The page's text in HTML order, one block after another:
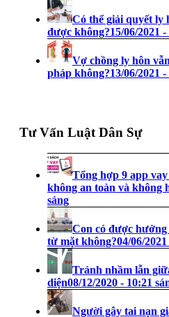
Có thể giải quyết ly
được không?15/06/2021
Vợ chồng ly hôn
pháp không?13/06/2021
Tư Vấn Luật Dân Sự
Tổng hợp 9 app
không an toàn và không
sáng
Con có được
từ mặt không?04/06/
Tránh nhầm lẫn
diện08/12/2020 - 10:21
Người gây tai nạn